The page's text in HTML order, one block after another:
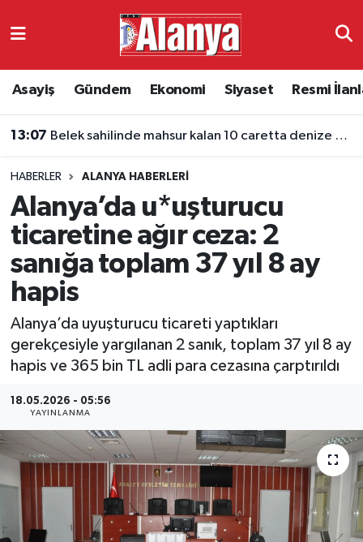
Asayiş Gündem Ekonomi Siyaset Resmi
13:07 Belek sahilinde mahsur kalan 10 caretta denize ulaştı
HABERLER ALANYA HABERLERI
Alanya’da u*uşturucu
ticaretine ağır ceza: 2
sanığa toplam 37 yıl 8 ay
hapis
Alanya’da uyuşturucu ticareti yaptıkları
gerekçesiyle yargılanan 2 sanık, toplam 37 yıl 8 ay
hapis ve 365 bin TL adli para cezasına çarptırıldı
18.05.2026 - 05:56
YAYINLANMA
Ekonomi
Resmi İlanlar
Alanyaspor
Turizm
E-Gazete
Antalya Namaz Vakitleri
Süper Lig Puan Durumu ve Fikstür
Tüm Manşetler
Son Dakika Haberleri
Haber Arşivi